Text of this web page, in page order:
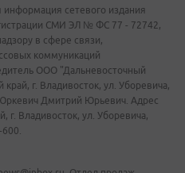
информация сетевого издания
СМИ ЭЛ № ФС 77 - 72742,
в сфере связи,
коммуникаций
ООО "Дальневосточный
г. Владивосток, ул. Уборевича,
Дмитрий Юрьевич. Адрес
г. Владивосток, ул. Уборевича,